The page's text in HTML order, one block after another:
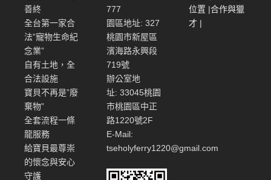
善終
全台第一家合
法”寵物生命紀
念業”
自有土地，全
合法設施
寶貝不再是”廢
棄物”
全套流程一條
龍服務
給寶貝最尊崇
的懷念與安心
守護
777
園區地址: 327
桃園市新屋區
濱海路永興段
719號
辦公室地
址: 33045桃園
市桃園區中正
路1220號2F
E-Mail:
tseholyferry1220@gmail.com
位置 |合作與獵
才|